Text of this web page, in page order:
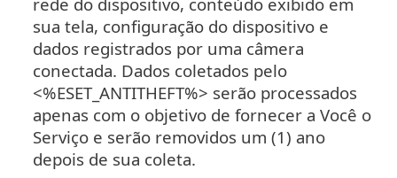
sua tela, configuração do dispositivo e
dados registrados por uma câmera
conectada. Dados coletados pelo
<%ESET_ANTITHEFT%> serão processados
apenas com o objetivo de fornecer a Você o
Serviço e serão removidos um (1) ano
depois de sua coleta.